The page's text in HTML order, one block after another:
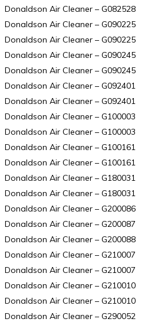
Donaldson Air Cleaner – G082528
Donaldson Air Cleaner – G090225
Donaldson Air Cleaner – G090225
Donaldson Air Cleaner – G090245
Donaldson Air Cleaner – G090245
Donaldson Air Cleaner – G092401
Donaldson Air Cleaner – G092401
Donaldson Air Cleaner – G100003
Donaldson Air Cleaner – G100003
Donaldson Air Cleaner – G100161
Donaldson Air Cleaner – G100161
Donaldson Air Cleaner – G180031
Donaldson Air Cleaner – G180031
Donaldson Air Cleaner – G200086
Donaldson Air Cleaner – G200087
Donaldson Air Cleaner – G200088
Donaldson Air Cleaner – G210007
Donaldson Air Cleaner – G210007
Donaldson Air Cleaner – G210010
Donaldson Air Cleaner – G210010
Donaldson Air Cleaner – G290052